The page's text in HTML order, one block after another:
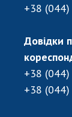
+38
Довідки
+38
+38